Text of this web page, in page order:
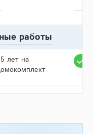
работы
лет на